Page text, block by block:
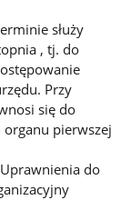
służy
, tj. do
Przy
się do
pierwszej
do